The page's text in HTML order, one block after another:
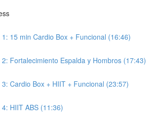
15 min Cardio Box + Funcional (16:46)
Fortalecimiento Espalda y Hombros (17:43)
Cardio Box + HIIT + Funcional (23:57)
HIIT ABS (11:36)